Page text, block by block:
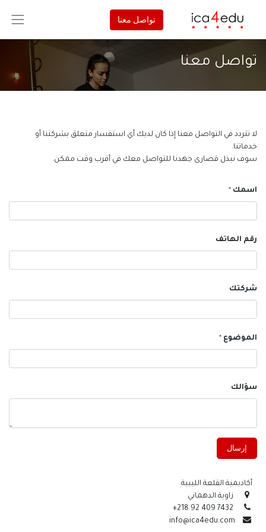
تواصل معنا
تواصل معنا
لا تتردد في التواصل معنا إذا كان لديك أي استفسار متعلق بشركتنا أو
خدماتنا.
سوف نبذل قصارى جهدنا للتواصل معك في أقرب وقت ممكن.
اسمك *
رقم الهاتف
شركتك
الموضوع *
سؤالك
إرسال
أكاديمية القلعة الليبية
+218 92 409 7432
info@ica4edu.com